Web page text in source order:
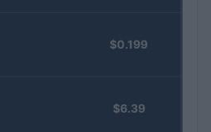
$0.199
$6.39